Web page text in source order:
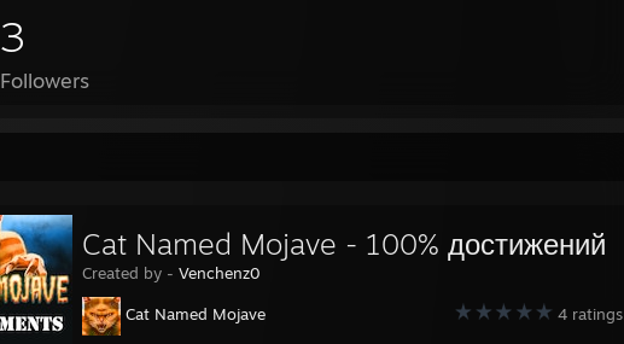
3
Followers
Cat Named Mojave - 100% достижений
Created by - Venchenz0
4 ratings
Cat Named Mojave